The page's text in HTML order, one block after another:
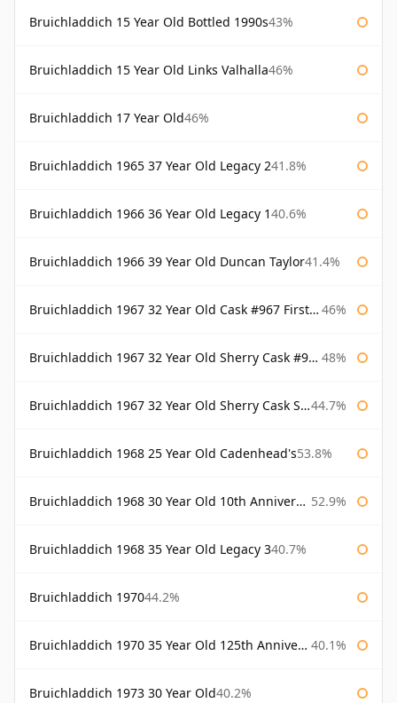
Bruichladdich 15 Year Old Bottled 1990s43%
Bruichladdich 15 Year Old Links Valhalla46%
Bruichladdich 17 Year Old46%
Bruichladdich 1965 37 Year Old Legacy 241.8%
Bruichladdich 1966 36 Year Old Legacy 140.6%
Bruichladdich 1966 39 Year Old Duncan Taylor41.4%
Bruichladdich 1967 32 Year Old Cask #967 First Cask 46%
Bruichladdich 1967 32 Year Old Sherry Cask #968 Signatory Wooden Box 48%
Bruichladdich 1967 32 Year Old Sherry Cask Signatory 44.7%
Bruichladdich 1968 25 Year Old Cadenhead's53.8%
Bruichladdich 1968 30 Year Old 10th Anniversary Signatory 52.9%
Bruichladdich 1968 35 Year Old Legacy 340.7%
Bruichladdich 197044.2%
Bruichladdich 1970 35 Year Old 125th Anniversary 40.1%
Bruichladdich 1973 30 Year Old40.2%